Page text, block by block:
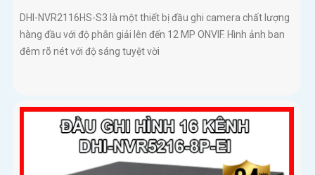
DHI-NVR2116HS-S3 là một thiết bị đầu ghi camera chất lượng
hàng đầu với độ phân giải lên đến 12 MP ONVIF. Hình ảnh ban
đêm rõ nét với độ sáng tuyệt vời